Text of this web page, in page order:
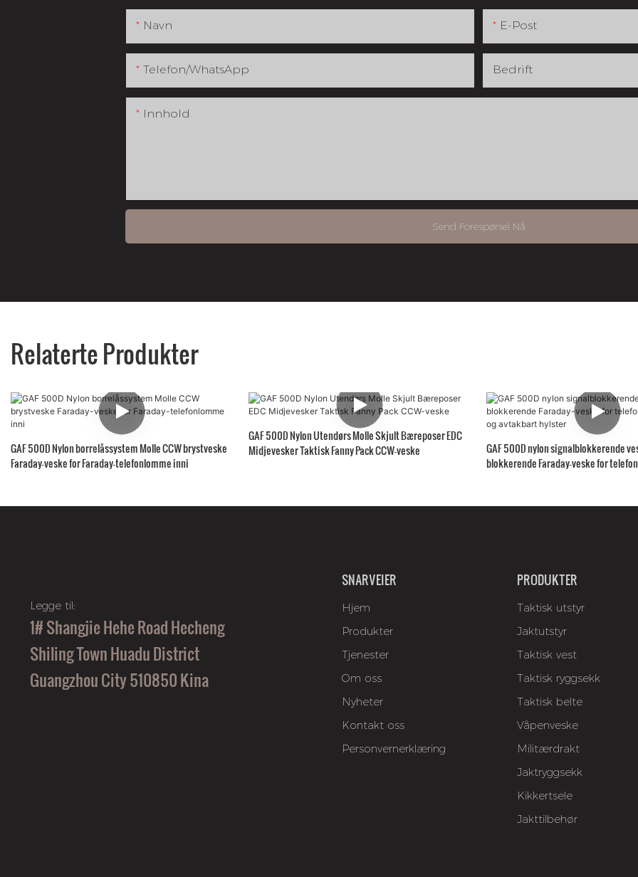
Navn E-Post
Telefon/whatsApp Bedrift
Innhold
Send Forespørsel Nå
Relaterte Produkter
GAF 500D Nylon borrelåssystem Molle CCW brystveske
Faraday-veske for Faraday-telefonlomme inni
GAF 500D Nylon Utendørs Molle Skjult Bæreposer EDC
Midjevesker Taktisk Fanny Pack CCW-veske
GAF 500D nylon signalblokkerende
blokkerende Faraday-veske for
Legge til:
1# Shangjie Hehe Road Hecheng
Shiling Town Huadu District
Guangzhou City 510850 Kina
SNARVEIER
Hjem
Produkter
Tjenester
Om oss
Nyheter
Kontakt oss
Personvernerklæring
PRODUKTER
Taktisk utstyr
Jaktutstyr
Taktisk vest
Taktisk ryggsekk
Taktisk belte
Våpenveske
Militærdrakt
Jaktryggsekk
Kikkertsele
Jakttilbehør